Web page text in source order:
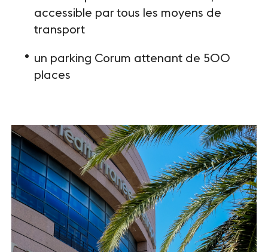
accessible par tous les moyens de
transport
un parking Corum attenant de 500
places